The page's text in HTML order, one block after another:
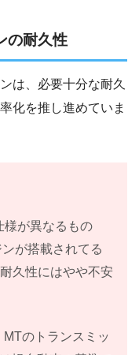
の耐久性
は、必要十分な耐久
化を推し進めていま
様が異なるもの
が搭載されてる
久性にはやや不安
のトランスミッ